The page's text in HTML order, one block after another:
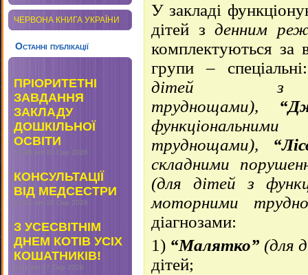
ЧЕРВОНА КНИГА УКРАЇНИ
Останні публікації
ПРІОРИТЕТНІ
ЗАВДАННЯ
ЗАКЛАДУ
ДОШКІЛЬНОЇ
ОСВІТИ
12:38 pm 10 Сер 2026
КОНСУЛЬТАЦІЇ
ВІД МЕДСЕСТРИ
12:12 pm 10 Сер 2026
З УСЕСВІТНІМ
ДНЕМ КОТІВ УСІХ
КОШАТНИКІВ!
9:31 am 07 Сер 2026
У закладі
дітей зденним
комплектуються за
групи –
дітей з
труднощами),
труднощами),
складними
(для дітей з
моторними
діагнозами:
1) “Малятко” (для
дітей;